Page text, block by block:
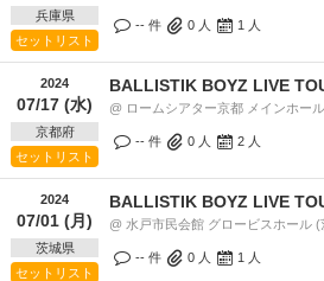
兵庫県
セットリスト
-- 件 0 人 1 人
2024
07/17 (水)
京都府
セットリスト
BALLISTIK BOYZ LIVE
@ ロームシアター京都 メインホー
-- 件 0 人 2 人
2024
07/01 (月)
茨城県
セットリスト
BALLISTIK BOYZ LIVE
@ 水戸市民会館 グロービスホール
-- 件 0 人 1 人